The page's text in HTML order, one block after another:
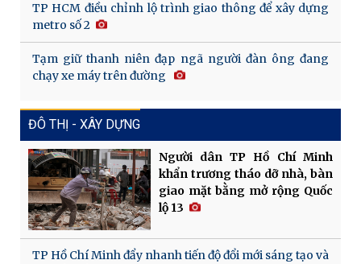
TP HCM điều chỉnh lộ trình giao thông để xây dựng
metro số 2
Tạm giữ thanh niên đạp ngã người đàn ông đang
chạy xe máy trên đường
ĐÔ THỊ - XÂY DỰNG
Người dân TP Hồ Chí Minh
khẩn trương tháo dỡ nhà, bàn
giao mặt bằng mở rộng Quốc
lộ 13
TP Hồ Chí Minh đẩy nhanh tiến độ đổi mới sáng tạo và